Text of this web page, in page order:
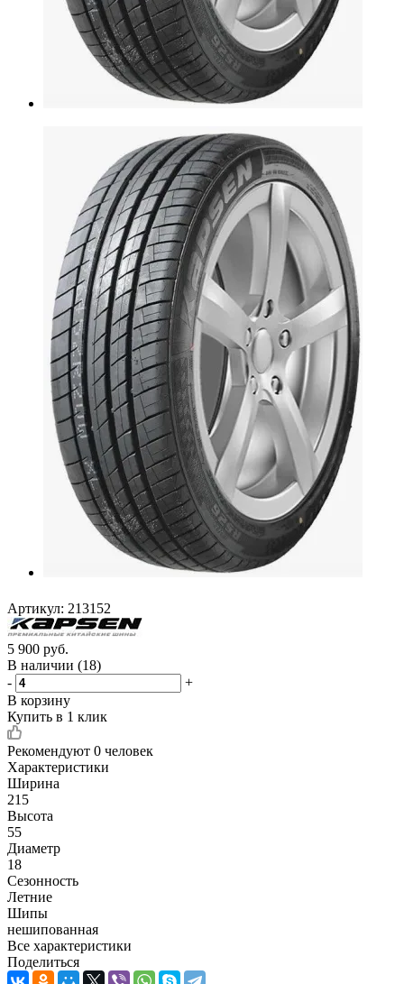
Артикул: 213152
5 900 руб.
В наличии (18)
-
+
В корзину
Купить в 1 клик
Рекомендуют 0 человек
Характеристики
Ширина
215
Высота
55
Диаметр
18
Сезонность
Летние
Шипы
нешипованная
Все характеристики
Поделиться